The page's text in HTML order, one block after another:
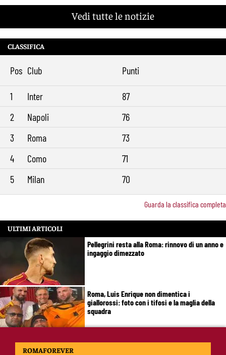
Vedi tutte le notizie
CLASSIFICA
Pos Club Punti
1 Inter
87
2
Napoli
76
3
Roma
73
4
Como
71
5
Milan 70
Guarda la classifica completa
ULTIMI ARTICOLI
Pellegrini resta alla Roma: rinnovo di un anno e
ingaggio dimezzato
Roma, Luis Enrique non dimentica i
giallorossi: foto con i tifosi e la maglia della
squadra
Roma, un ex rivela: “Alla Roma abbiamo
ROMAFOREVER